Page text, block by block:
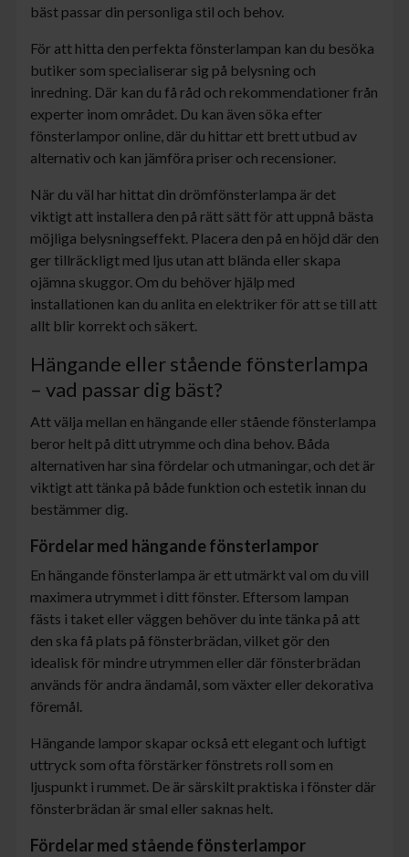
bäst passar din personliga stil och behov.
För att hitta den perfekta fönsterlampan kan du besöka
butiker som specialiserar sig på belysning och
inredning. Där kan du få råd och rekommendationer från
experter inom området. Du kan även söka efter
fönsterlampor online, där du hittar ett brett utbud av
alternativ och kan jämföra priser och recensioner.
När du väl har hittat din drömfönsterlampa är det
viktigt att installera den på rätt sätt för att uppnå bästa
möjliga belysningseffekt. Placera den på en höjd där den
ger tillräckligt med ljus utan att blända eller skapa
ojämna skuggor. Om du behöver hjälp med
installationen kan du anlita en elektriker för att se till att
allt blir korrekt och säkert.
Hängande eller stående fönsterlampa
– vad passar dig bäst?
Att välja mellan en hängande eller stående fönsterlampa
beror helt på ditt utrymme och dina behov. Båda
alternativen har sina fördelar och utmaningar, och det är
viktigt att tänka på både funktion och estetik innan du
bestämmer dig.
Fördelar med hängande fönsterlampor
En hängande fönsterlampa är ett utmärkt val om du vill
maximera utrymmet i ditt fönster. Eftersom lampan
fästs i taket eller väggen behöver du inte tänka på att
den ska få plats på fönsterbrädan, vilket gör den
idealisk för mindre utrymmen eller där fönsterbrädan
används för andra ändamål, som växter eller dekorativa
föremål.
Hängande lampor skapar också ett elegant och luftigt
uttryck som ofta förstärker fönstrets roll som en
ljuspunkt i rummet. De är särskilt praktiska i fönster där
fönsterbrädan är smal eller saknas helt.
Fördelar med stående fönsterlampor